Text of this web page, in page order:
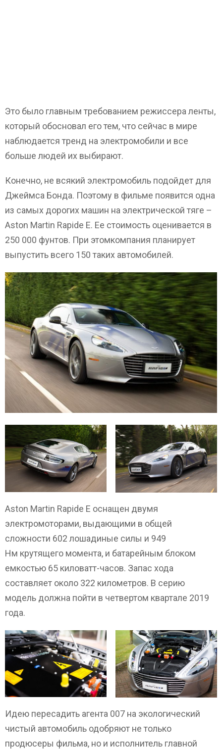
Это было главным требованием режиссера ленты,
который обосновал его тем, что сейчас в мире
наблюдается тренд на электромобили и все
больше людей их выбирают.
Конечно, не всякий электромобиль подойдет для
Джеймса Бонда. Поэтому в фильме появится одна
из самых дорогих машин на электрической тяге –
Aston Martin Rapide E. Ее стоимость оценивается в
250 000 фунтов. При этомкомпания планирует
выпустить всего 150 таких автомобилей.
Aston Martin Rapide E оснащен двумя
электромоторами, выдающими в общей
сложности 602 лошадиные силы и 949
Нм крутящего момента, и батарейным блоком
емкостью 65 киловатт-часов. Запас хода
составляет около 322 километров. В серию
модель должна пойти в четвертом квартале 2019
года.
Идею пересадить агента 007 на экологический
чистый автомобиль одобряют не только
продюсеры фильма, но и исполнитель главной